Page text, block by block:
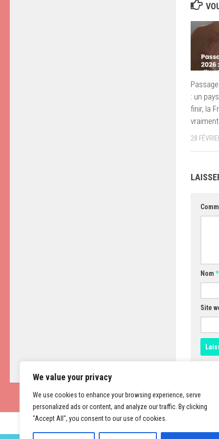
We value your privacy
We use cookies to enhance your browsing experience, serve
personalized ads or content, and analyze our traffic. By clicking
"Accept All", you consent to our use of cookies.
: un
finir, la
28
Nom *
Site